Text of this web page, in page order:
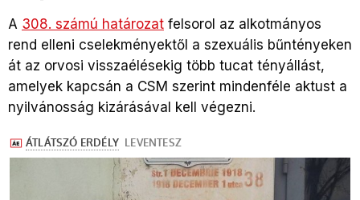
A 308. számú határozat felsorol az alkotmányos
rend elleni cselekményektől a szexuális bűntényeken
át az orvosi visszaélésekig több tucat tényállást,
amelyek kapcsán a CSM szerint mindenféle aktust a
nyilvánosság kizárásával kell végezni.